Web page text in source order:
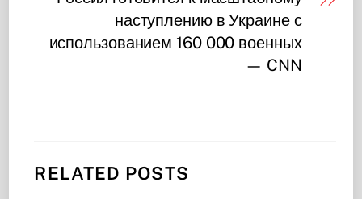
наступлению в Украине с
использованием 160 000 военных
— CNN
RELATED POSTS